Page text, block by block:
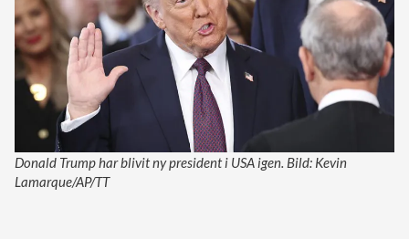
Donald Trump har blivit ny president i USA igen. Bild: Kevin
Lamarque/AP/TT